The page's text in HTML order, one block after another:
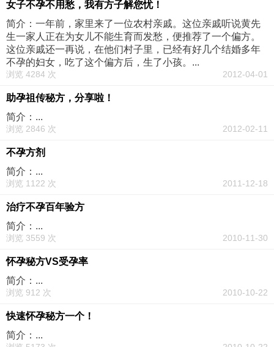
女子不孕不用愁，我有方子解您忧！
简介：一年前，家里来了一位农村亲戚。这位亲戚听说黄先
生一家人正在为女儿不能生育而发愁，便推荐了一个偏方。
这位亲戚还一再说，在他们村子里，已经有好几个结婚多年
不孕的妇女，吃了这个偏方后，生了小孩。...
浏览 4284 次 2012-04-01
助孕祖传秘方，分享啦！
简介：...
浏览 2846 次 2012-02-11
不孕方剂
简介：...
浏览 1122 次 2011-12-18
治疗不孕百年验方
简介：...
浏览 3559 次 2010-11-30
怀孕秘方VS受孕率
简介：...
浏览 912 次 2010-10-22
快速怀孕秘方一个！
简介：...